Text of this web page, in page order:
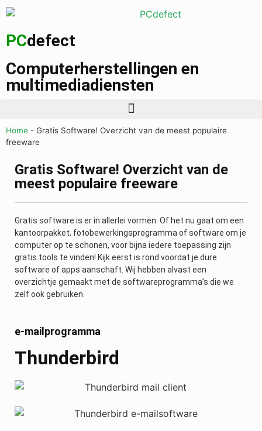
PCdefect
Computerherstellingen en
multimediadiensten
Home - Gratis Software! Overzicht van de meest populaire
freeware
Gratis Software! Overzicht van de
meest populaire freeware
Gratis software is er in allerlei vormen. Of het nu gaat om een
kantoorpakket, fotobewerkingsprogramma of software om je
computer op te schonen, voor bijna iedere toepassing zijn
gratis tools te vinden! Kijk eerst is rond voordat je dure
software of apps aanschaft. Wij hebben alvast een
overzichtje gemaakt met de softwareprogramma’s die we
zelf ook gebruiken.
e-mailprogramma
Thunderbird